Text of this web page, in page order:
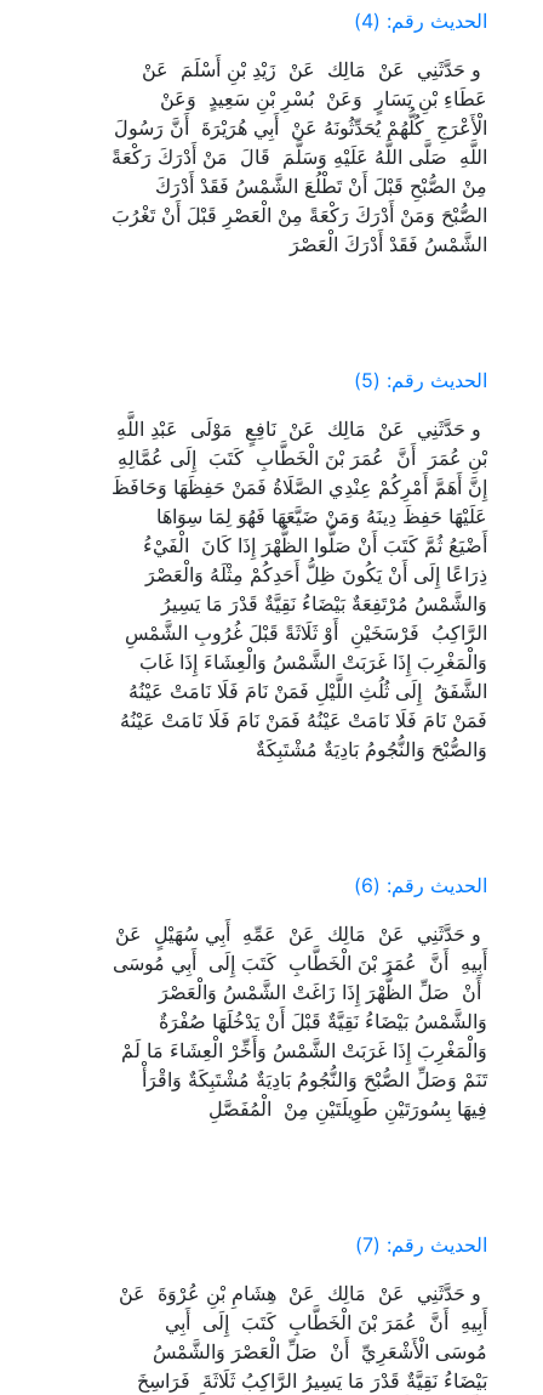
الحديث رقم: (4)
‏ ‏و حَدَّثَنِي ‏ ‏عَنْ ‏ ‏مَالِك ‏ ‏عَنْ ‏ ‏زَيْدِ بْنِ أَسْلَمَ ‏ ‏عَنْ ‏
‏عَطَاءِ بْنِ يَسَارٍ ‏ ‏وَعَنْ ‏ ‏بُسْرِ بْنِ سَعِيدٍ ‏ ‏وَعَنْ ‏
‏الْأَعْرَجِ ‏ ‏كُلُّهُمْ يُحَدِّثُونَهُ عَنْ ‏ ‏أَبِي هُرَيْرَةَ ‏ ‏أَنَّ رَسُولَ
اللَّهِ ‏ ‏صَلَّى اللَّهُ عَلَيْهِ وَسَلَّمَ ‏ ‏قَالَ ‏ ‏مَنْ أَدْرَكَ رَكْعَةً
مِنْ الصُّبْحِ قَبْلَ أَنْ تَطْلُعَ الشَّمْسُ فَقَدْ أَدْرَكَ
الصُّبْحَ وَمَنْ أَدْرَكَ رَكْعَةً مِنْ الْعَصْرِ قَبْلَ أَنْ تَغْرُبَ
الشَّمْسُ فَقَدْ أَدْرَكَ الْعَصْرَ ‏
الحديث رقم: (5)
‏ ‏و حَدَّثَنِي ‏ ‏عَنْ ‏ ‏مَالِك ‏ ‏عَنْ ‏ ‏نَافِعٍ ‏ ‏مَوْلَى ‏ ‏عَبْدِ اللَّهِ
بْنِ عُمَرَ ‏ ‏أَنَّ ‏ ‏عُمَرَ بْنَ الْخَطَّابِ ‏ ‏كَتَبَ ‏ ‏إِلَى عُمَّالِهِ ‏
‏إِنَّ أَهَمَّ أَمْرِكُمْ عِنْدِي الصَّلَاةُ فَمَنْ حَفِظَهَا وَحَافَظَ
عَلَيْهَا حَفِظَ دِينَهُ وَمَنْ ضَيَّعَهَا فَهُوَ لِمَا سِوَاهَا ‏
‏أَضْيَعُ ثُمَّ كَتَبَ أَنْ صَلُّوا الظُّهْرَ إِذَا كَانَ ‏ ‏الْفَيْءُ ‏
‏ذِرَاعًا إِلَى أَنْ يَكُونَ ظِلُّ أَحَدِكُمْ مِثْلَهُ وَالْعَصْرَ
وَالشَّمْسُ مُرْتَفِعَةٌ بَيْضَاءُ نَقِيَّةٌ قَدْرَ مَا يَسِيرُ
الرَّاكِبُ ‏ ‏فَرْسَخَيْنِ ‏ ‏أَوْ ثَلَاثَةً قَبْلَ غُرُوبِ الشَّمْسِ
وَالْمَغْرِبَ إِذَا غَرَبَتْ الشَّمْسُ وَالْعِشَاءَ إِذَا غَابَ ‏
‏الشَّفَقُ ‏ ‏إِلَى ثُلُثِ اللَّيْلِ فَمَنْ نَامَ فَلَا نَامَتْ عَيْنُهُ
فَمَنْ نَامَ فَلَا نَامَتْ عَيْنُهُ فَمَنْ نَامَ فَلَا نَامَتْ عَيْنُهُ
وَالصُّبْحَ وَالنُّجُومُ بَادِيَةٌ مُشْتَبِكَةٌ ‏
الحديث رقم: (6)
‏ ‏و حَدَّثَنِي ‏ ‏عَنْ ‏ ‏مَالِك ‏ ‏عَنْ ‏ ‏عَمِّهِ ‏ ‏أَبِي سُهَيْلٍ ‏ ‏عَنْ ‏
‏أَبِيهِ ‏ ‏أَنَّ ‏ ‏عُمَرَ بْنَ الْخَطَّابِ ‏ ‏كَتَبَ إِلَى ‏ ‏أَبِي مُوسَى
‏ ‏أَنْ ‏ ‏صَلِّ الظُّهْرَ إِذَا زَاغَتْ الشَّمْسُ وَالْعَصْرَ
وَالشَّمْسُ بَيْضَاءُ نَقِيَّةٌ قَبْلَ أَنْ يَدْخُلَهَا صُفْرَةٌ
وَالْمَغْرِبَ إِذَا غَرَبَتْ الشَّمْسُ وَأَخِّرْ الْعِشَاءَ مَا لَمْ
تَنَمْ وَصَلِّ الصُّبْحَ وَالنُّجُومُ بَادِيَةٌ مُشْتَبِكَةٌ وَاقْرَأْ
فِيهَا بِسُورَتَيْنِ طَوِيلَتَيْنِ مِنْ ‏ ‏الْمُفَصَّلِ ‏
الحديث رقم: (7)
‏ ‏و حَدَّثَنِي ‏ ‏عَنْ ‏ ‏مَالِك ‏ ‏عَنْ ‏ ‏هِشَامِ بْنِ عُرْوَةَ ‏ ‏عَنْ ‏
‏أَبِيهِ ‏ ‏أَنَّ ‏ ‏عُمَرَ بْنَ الْخَطَّابِ ‏ ‏كَتَبَ ‏ ‏إِلَى ‏ ‏أَبِي
مُوسَى الْأَشْعَرِيِّ ‏ ‏أَنْ ‏ ‏صَلِّ الْعَصْرَ وَالشَّمْسُ
بَيْضَاءُ نَقِيَّةٌ قَدْرَ مَا يَسِيرُ الرَّاكِبُ ثَلَاثَةَ ‏ ‏فَرَاسِخَ ‏